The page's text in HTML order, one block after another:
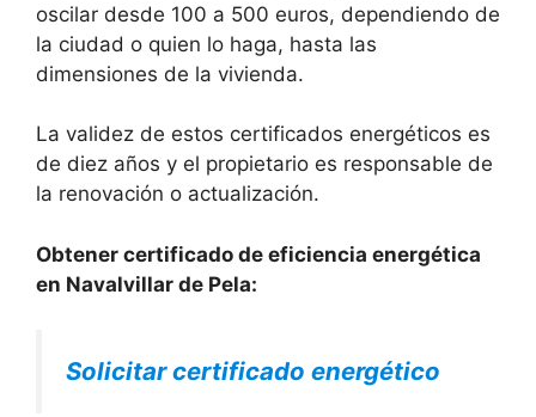
oscilar desde 100 a 500 euros, dependiendo de
la ciudad o quien lo haga, hasta las
dimensiones de la vivienda.
La validez de estos certificados energéticos es
de diez años y el propietario es responsable de
la renovación o actualización.
Obtener certificado de eficiencia energética
en Navalvillar de Pela:
Solicitar certificado energético